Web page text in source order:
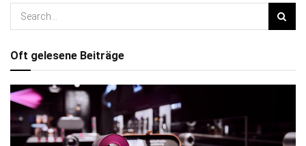
Oft gelesene Beiträge